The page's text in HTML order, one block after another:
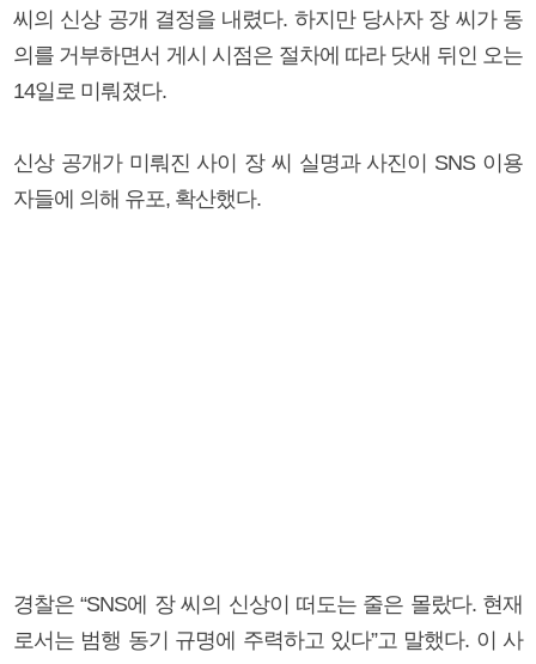
씨의 신상 공개 결정을 내렸다. 하지만 당사자 장 씨가 동
의를 거부하면서 게시 시점은 절차에 따라 닷새 뒤인 오는
14일로 미뤄졌다.
신상 공개가 미뤄진 사이 장 씨 실명과 사진이 SNS 이용
자들에 의해 유포, 확산했다.
경찰은 “SNS에 장 씨의 신상이 떠도는 줄은 몰랐다. 현재
로서는 범행 동기 규명에 주력하고 있다”고 말했다. 이 사